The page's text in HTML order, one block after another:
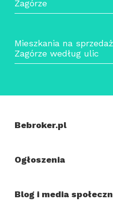
Zagórze
Mieszkania na
Zagórze według ulic
Bebroker.pl
Ogłoszenia
Blog i media